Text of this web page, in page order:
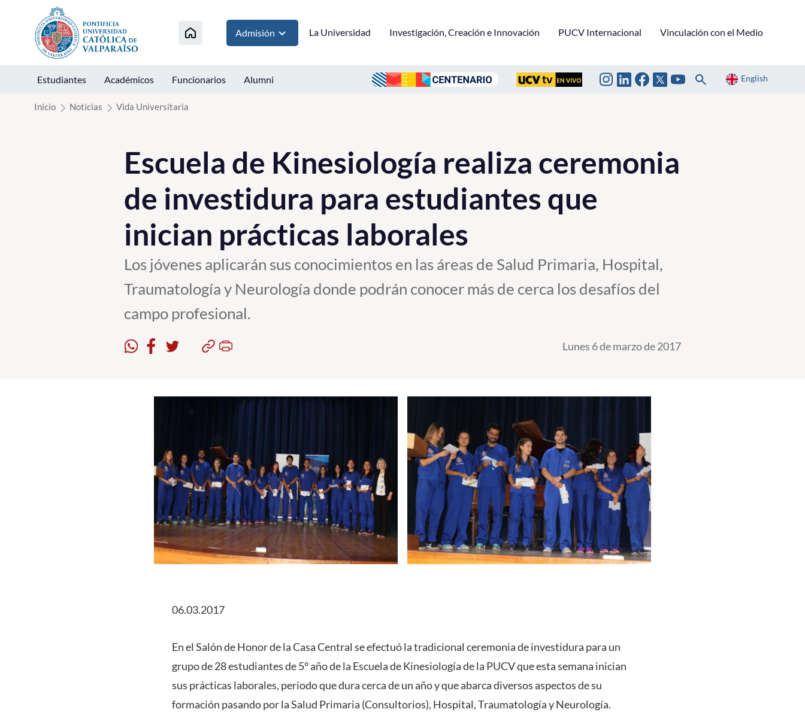
Click acá para ir directamente al contenido
Admisión La Universidad Investigación, Creación e Innovación PUCV Internacional Vinculación con el Medio
Estudiantes Académicos Funcionarios Alumni English
Inicio Noticias Vida Universitaria
Escuela de Kinesiología realiza ceremonia
de investidura para estudiantes que
inician prácticas laborales
Los jóvenes aplicarán sus conocimientos en las áreas de Salud Primaria, Hospital,
Traumatología y Neurología donde podrán conocer más de cerca los desafíos del
campo profesional.
Lunes 6 de marzo de 2017
06.03.2017
En el Salón de Honor de la Casa Central se efectuó la tradicional ceremonia de investidura para un
grupo de 28 estudiantes de 5° año de la Escuela de Kinesiología de la PUCV que esta semana inician
sus prácticas laborales, periodo que dura cerca de un año y que abarca diversos aspectos de su
formación pasando por la Salud Primaria (Consultorios), Hospital, Traumatología y Neurología.